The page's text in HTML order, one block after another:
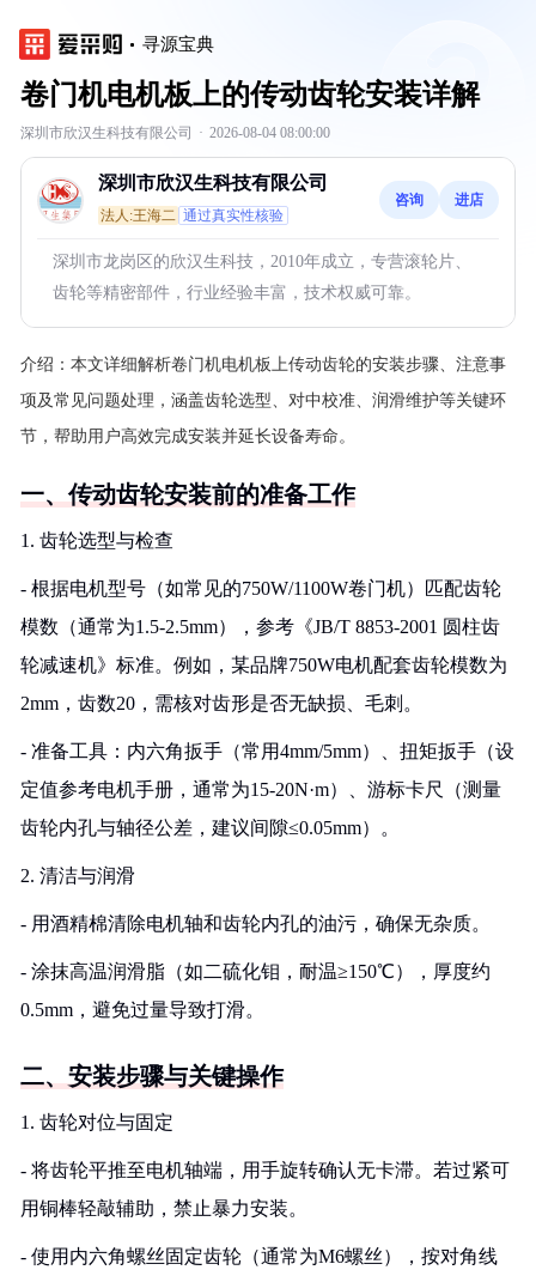
寻源宝典
卷门机电机板上的传动齿轮安装详解
深圳市欣汉生科技有限公司 · 2026-08-04 08:00:00
深圳市欣汉生科技有限公司
法人:王海二 通过真实性核验
咨询 进店
深圳市龙岗区的欣汉生科技，2010年成立，专营滚轮片、
齿轮等精密部件，行业经验丰富，技术权威可靠。
介绍： 本文详细解析卷门机电机板上传动齿轮的安装步骤、注意事
项及常见问题处理，涵盖齿轮选型、对中校准、润滑维护等关键环
节，帮助用户高效完成安装并延长设备寿命。
一、传动齿轮安装前的准备工作
1. 齿轮选型与检查
- 根据电机型号（如常见的750W/1100W卷门机）匹配齿轮
模数（通常为1.5-2.5mm），参考《JB/T 8853-2001 圆柱齿
轮减速机》标准。例如，某品牌750W电机配套齿轮模数为
2mm，齿数20，需核对齿形是否无缺损、毛刺。
- 准备工具：内六角扳手（常用4mm/5mm）、扭矩扳手（设
定值参考电机手册，通常为15-20N·m）、游标卡尺（测量
齿轮内孔与轴径公差，建议间隙≤0.05mm）。
2. 清洁与润滑
- 用酒精棉清除电机轴和齿轮内孔的油污，确保无杂质。
- 涂抹高温润滑脂（如二硫化钼，耐温≥150℃），厚度约
0.5mm，避免过量导致打滑。
二、安装步骤与关键操作
1. 齿轮对位与固定
- 将齿轮平推至电机轴端，用手旋转确认无卡滞。若过紧可
用铜棒轻敲辅助，禁止暴力安装。
- 使用内六角螺丝固定齿轮（通常为M6螺丝），按对角线